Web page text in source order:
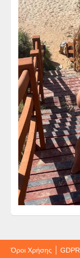
Όροι Χρήσης GDPR